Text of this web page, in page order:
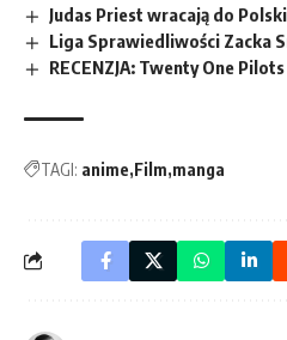
Judas Priest wracają do Polski
Liga Sprawiedliwości Zacka
RECENZJA: Twenty One
TAGI: anime Film manga